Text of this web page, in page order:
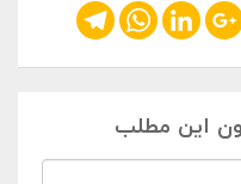
Google+
LinkedIn
WhatsApp
Telegram
این مطلب